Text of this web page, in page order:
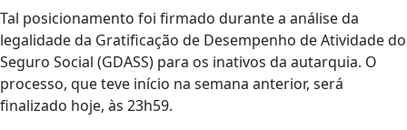
Tal posicionamento foi firmado durante a análise da
legalidade da Gratificação de Desempenho de Atividade do
Seguro Social (GDASS) para os inativos da autarquia. O
processo, que teve início na semana anterior, será
finalizado hoje, às 23h59.